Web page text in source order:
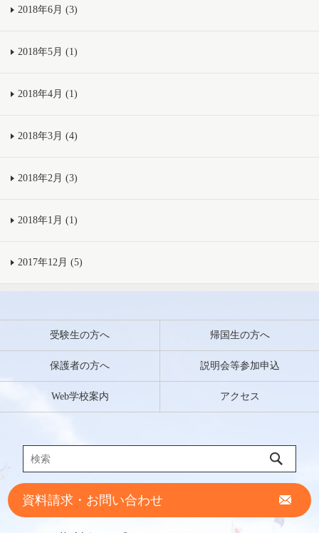
2018年6月 (3)
2018年5月 (1)
2018年4月 (1)
2018年3月 (4)
2018年2月 (3)
2018年1月 (1)
2017年12月 (5)
受験生の方へ 帰国生の方へ
保護者の方へ 説明会等参加申込
Web学校案内 アクセス
資料請求・お問い合わせ